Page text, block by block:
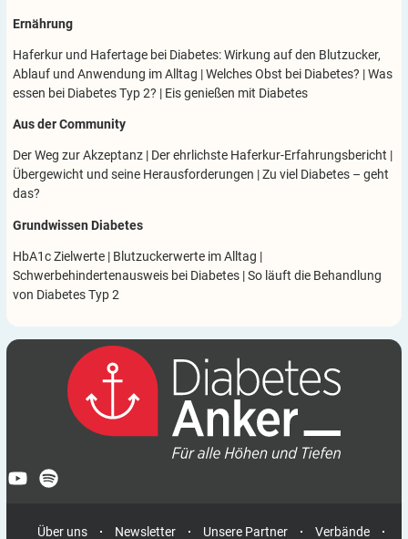
Ernährung
Haferkur und Hafertage bei Diabetes: Wirkung auf den Blutzucker,
Ablauf und Anwendung im Alltag |Welches Obst bei Diabetes? |Was
essen bei Diabetes Typ 2? | Eis genießen mit Diabetes
Aus der Community
Der Weg zur Akzeptanz | Der ehrlichste Haferkur-Erfahrungsbericht |
Übergewicht und seine Herausforderungen |Zu viel Diabetes – geht
das?
Grundwissen Diabetes
HbA1c Zielwerte | Blutzuckerwerte im Alltag |
Schwerbehindertenausweis bei Diabetes |So läuft die Behandlung
von Diabetes Typ 2
Über uns Newsletter Unsere Partner Verbände